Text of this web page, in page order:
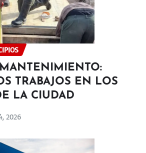
TRABAJOS EN LOS
LA CIUDAD
2026